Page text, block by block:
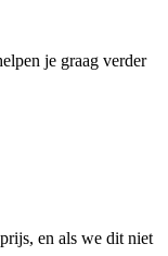
je graag verder
en als we dit niet